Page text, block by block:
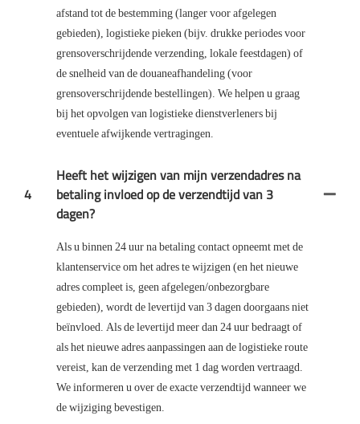
afstand tot de bestemming (langer voor afgelegen
gebieden), logistieke pieken (bijv. drukke periodes voor
grensoverschrijdende verzending, lokale feestdagen) of
de snelheid van de douaneafhandeling (voor
grensoverschrijdende bestellingen). We helpen u graag
bij het opvolgen van logistieke dienstverleners bij
eventuele afwijkende vertragingen.
4
Heeft het wijzigen van mijn verzendadres na
betaling invloed op de verzendtijd van 3
dagen?
Als u binnen 24 uur na betaling contact opneemt met de
klantenservice om het adres te wijzigen (en het nieuwe
adres compleet is, geen afgelegen/onbezorgbare
gebieden), wordt de levertijd van 3 dagen doorgaans niet
beïnvloed. Als de levertijd meer dan 24 uur bedraagt ​​of
als het nieuwe adres aanpassingen aan de logistieke route
vereist, kan de verzending met 1 dag worden vertraagd.
We informeren u over de exacte verzendtijd wanneer we
de wijziging bevestigen.